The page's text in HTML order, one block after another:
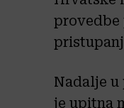
provedbe
Nadalje u
je upitna